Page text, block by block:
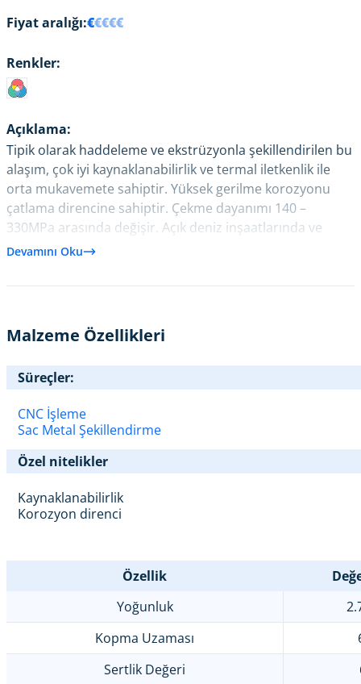
Fiyat aralığı:€€€€€
Renkler:
Açıklama:
Tipik olarak haddeleme ve ekstrüzyonla şekillendirilen bu
alaşım, çok iyi kaynaklanabilirlik ve termal iletkenlik ile
orta mukavemete sahiptir. Yüksek gerilme korozyonu
çatlama direncine sahiptir. Çekme dayanımı 140 –
330MPa arasında değişir. Açık deniz inşaatlarında ve
konteynerlerde yoğun olarak kullanılır.
Devamını Oku
Malzeme Özellikleri
Süreçler:
CNC İşleme
Sac Metal Şekillendirme
Özel nitelikler
Kaynaklanabilirlik
Korozyon direnci
Özellik
Yoğunluk
Kopma Uzaması
Sertlik Değeri